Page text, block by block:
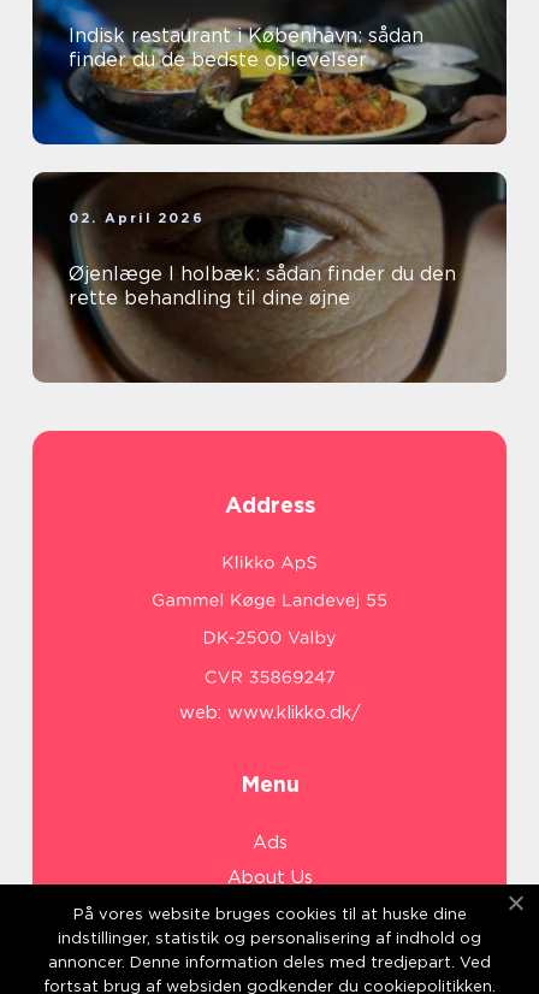
Indisk restaurant i København: sådan
finder du de bedste oplevelser
02. April 2026
Øjenlæge I holbæk: sådan finder du den
rette behandling til dine øjne
Address
web: www.klikko.dk/
Menu
Ads
About Us
Cookies
Contact
Sitemap
På vores website bruges cookies til at huske dine
indstillinger, statistik og personalisering af indhold og
annoncer. Denne information deles med tredjepart. Ved
fortsat brug af websiden godkender du cookiepolitikken.